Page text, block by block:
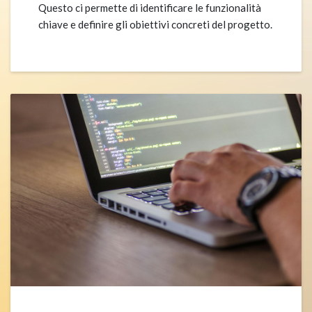
Questo ci permette di identificare le funzionalità
chiave e definire gli obiettivi concreti del progetto.